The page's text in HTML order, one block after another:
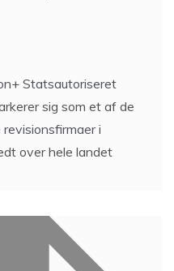
Statsautoriseret
sig som et af de
i
over hele landet